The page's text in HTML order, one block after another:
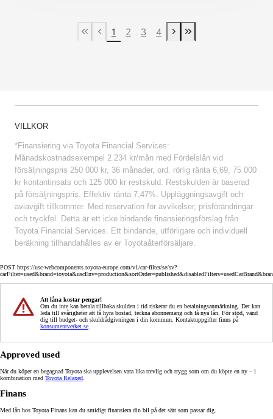
First Page
Previous page
1 2 3 4
Next page
Last Page
VILLKOR
*Finansiering via Toyota Financial Services:
Månadskostnadsexempel 2 234 kr/mån med Fördelslån vid
försäljningspris 250 000 kr, 36 månader, ord. rörlig ränta 6,69, 75 000
kr kontantinsats och 125 000 kr restskuld. Restskulden är baserad
på försäljningspris. Effektiv ränta 7,47%. Uppläggningsavgift och
aviavgift tillkommer. Med reservation för avvikelser, prisförändringar
och tryckfel. Detta är ett icke bindande finansieringsförslag från
Toyota Financial Services. Ett bindande, utförligare och individuell
beräkning tillhandahålles av er Toyotaåterförsäljare.
POST https://usc-webcomponents.toyota-europe.com/v1/car-filter/se/sv?
Att låna kostar pengar!
Om du inte kan betala tillbaka skulden i tid riskerar du en betalningsanmärkning. Det kan
leda till svårigheter att få hyra bostad, teckna abonnemang och få nya lån. För stöd, vänd
dig till budget- och skuldrådgivningen i din kommun. Kontaktuppgifter finns på
konsumentverket.se
Approved used
När du köper en begagnad Toyota ska upplevelsen vara lika trevlig och trygg som om du köpte en ny – i
kombination med Toyota Relaxed
Finans
Med lån hos Toyota Finans kan du smidigt finansiera din bil på det sätt som passar dig.